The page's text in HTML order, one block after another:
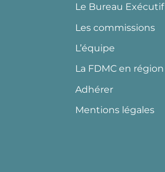
Le Bureau Exécutif
Les commissions
L’équipe
La FDMC en région
Adhérer
Mentions légales